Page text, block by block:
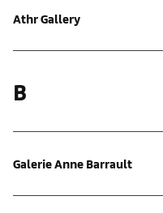
Athr Gallery
B
Galerie Anne Barrault